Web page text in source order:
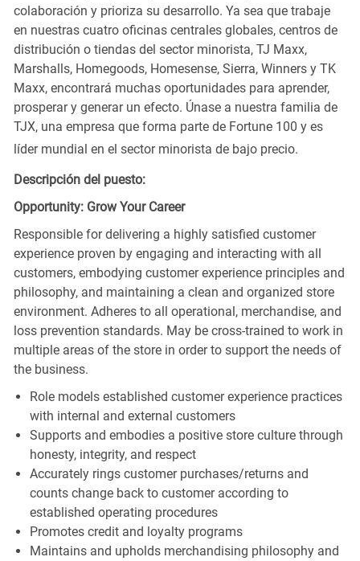
colaboración y prioriza su desarrollo. Ya sea que trabaje
en nuestras cuatro oficinas centrales globales, centros de
distribución o tiendas del sector minorista, TJ Maxx,
Marshalls, Homegoods, Homesense, Sierra, Winners y TK
Maxx, encontrará muchas oportunidades para aprender,
prosperar y generar un efecto. Únase a nuestra familia de
TJX, una empresa que forma parte de Fortune 100 y es
líder mundial en el sector minorista de bajo precio.
Descripción del puesto:
Opportunity: Grow Your Career
Responsible for delivering a highly satisfied customer
experience proven by engaging and interacting with all
customers, embodying customer experience principles and
philosophy, and maintaining a clean and organized store
environment. Adheres to all operational, merchandise, and
loss prevention standards. May be cross-trained to work in
multiple areas of the store in order to support the needs of
the business.
Role models established customer experience practices
with internal and external customers
Supports and embodies a positive store culture through
honesty, integrity, and respect
Accurately rings customer purchases/returns and
counts change back to customer according to
established operating procedures
Promotes credit and loyalty programs
Maintains and upholds merchandising philosophy and